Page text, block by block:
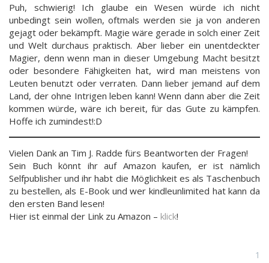
Puh, schwierig! Ich glaube ein Wesen würde ich nicht
unbedingt sein wollen, oftmals werden sie ja von anderen
gejagt oder bekämpft. Magie wäre gerade in solch einer Zeit
und Welt durchaus praktisch. Aber lieber ein unentdeckter
Magier, denn wenn man in dieser Umgebung Macht besitzt
oder besondere Fähigkeiten hat, wird man meistens von
Leuten benutzt oder verraten. Dann lieber jemand auf dem
Land, der ohne Intrigen leben kann! Wenn dann aber die Zeit
kommen würde, wäre ich bereit, für das Gute zu kämpfen.
Hoffe ich zumindest!:D
Vielen Dank an Tim J. Radde fürs Beantworten der Fragen!
Sein Buch könnt ihr auf Amazon kaufen, er ist nämlich
Selfpublisher und ihr habt die Möglichkeit es als Taschenbuch
zu bestellen, als E-Book und wer kindleunlimited hat kann da
den ersten Band lesen!
Hier ist einmal der Link zu Amazon – klick!
1